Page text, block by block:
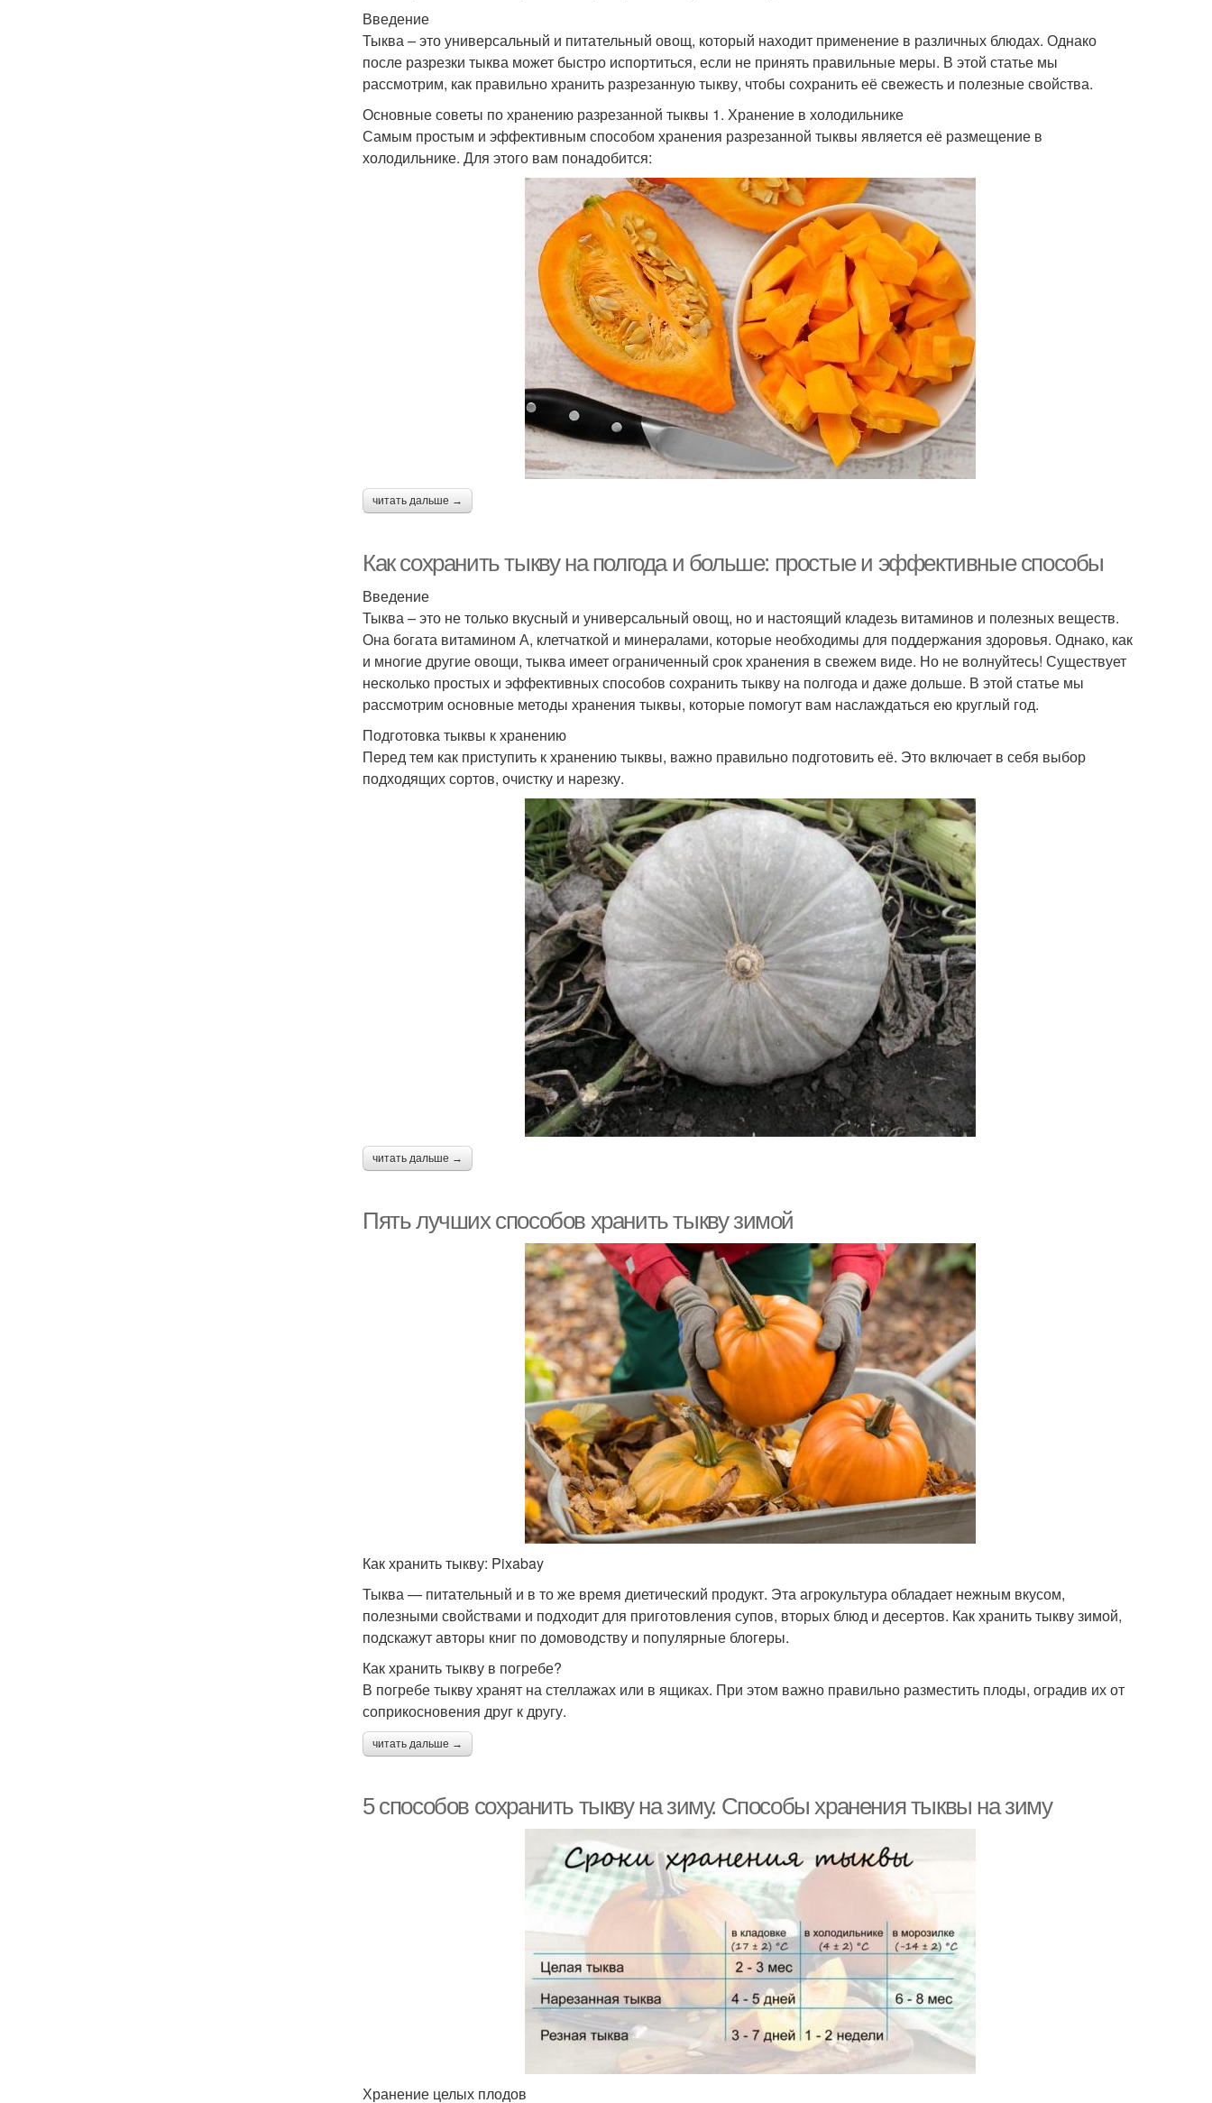
Введение
Тыква – это универсальный и питательный овощ, который находит применение в различных блюдах. Однако
после разрезки тыква может быстро испортиться, если не принять правильные меры. В этой статье мы
рассмотрим, как правильно хранить разрезанную тыкву, чтобы сохранить её свежесть и полезные свойства.
Основные советы по хранению разрезанной тыквы 1. Хранение в холодильнике
Самым простым и эффективным способом хранения разрезанной тыквы является её размещение в
холодильнике. Для этого вам понадобится:
читать дальше →
Как сохранить тыкву на полгода и больше: простые и эффективные способы
Введение
Тыква – это не только вкусный и универсальный овощ, но и настоящий кладезь витаминов и полезных веществ.
Она богата витамином А, клетчаткой и минералами, которые необходимы для поддержания здоровья. Однако, как
и многие другие овощи, тыква имеет ограниченный срок хранения в свежем виде. Но не волнуйтесь! Существует
несколько простых и эффективных способов сохранить тыкву на полгода и даже дольше. В этой статье мы
рассмотрим основные методы хранения тыквы, которые помогут вам наслаждаться ею круглый год.
Подготовка тыквы к хранению
Перед тем как приступить к хранению тыквы, важно правильно подготовить её. Это включает в себя выбор
подходящих сортов, очистку и нарезку.
читать дальше →
Пять лучших способов хранить тыкву зимой
Как хранить тыкву: Pixabay
Тыква — питательный и в то же время диетический продукт. Эта агрокультура обладает нежным вкусом,
полезными свойствами и подходит для приготовления супов, вторых блюд и десертов. Как хранить тыкву зимой,
подскажут авторы книг по домоводству и популярные блогеры.
Как хранить тыкву в погребе?
В погребе тыкву хранят на стеллажах или в ящиках. При этом важно правильно разместить плоды, оградив их от
соприкосновения друг к другу.
читать дальше →
5 способов сохранить тыкву на зиму. Способы хранения тыквы на зиму
Хранение целых плодов